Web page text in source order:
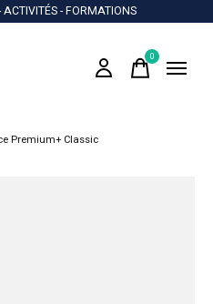
- FORMATIONS
0items
Premium+ Classic